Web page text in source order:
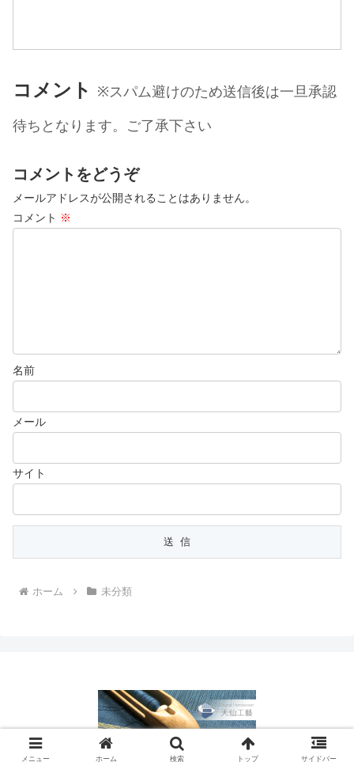
コメント ※スパム避けのため送信後は一旦承認
待ちとなります。ご了承下さい
コメントをどうぞ
メールアドレスが公開されることはありません。
コメント ※
名前
メール
サイト
ホーム 未分類
Copyright © 2016-2026 天仙工藝 All Rights Reserved.
メニュー ホーム 検索 トップ サイドバー